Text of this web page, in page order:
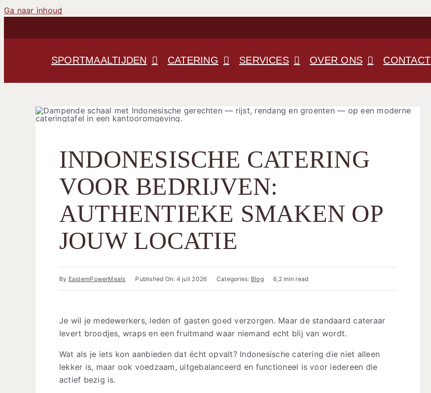
Ga naar inhoud
SPORTMAALTIJDEN CATERING SERVICES OVER ONS CONTACT
INDONESISCHE CATERING
VOOR BEDRIJVEN:
AUTHENTIEKE SMAKEN OP
JOUW LOCATIE
By EasternPowerMeals Published On: 4 juli 2026 Categories: Blog 6,2 min read
Je wil je medewerkers, leden of gasten goed verzorgen. Maar de standaard cateraar
levert broodjes, wraps en een fruitmand waar niemand echt blij van wordt.
Wat als je iets kon aanbieden dat écht opvalt? Indonesische catering die niet alleen
lekker is, maar ook voedzaam, uitgebalanceerd en functioneel is voor iedereen die
actief bezig is.